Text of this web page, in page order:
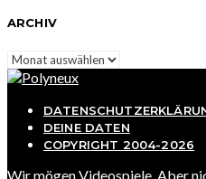
ARCHIV
Archiv
DEINE DATEN
COPYRIGHT 2004-2026
Wir mögen Videospiele. Aber